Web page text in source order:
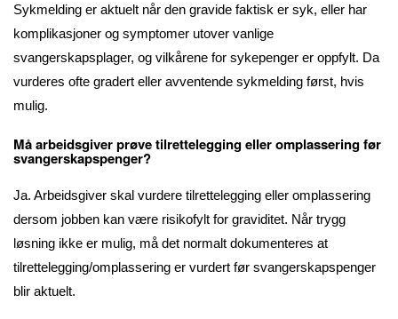
Sykmelding er aktuelt når den gravide faktisk er syk, eller har
komplikasjoner og symptomer utover vanlige
svangerskapsplager, og vilkårene for sykepenger er oppfylt. Da
vurderes ofte gradert eller avventende sykmelding først, hvis
mulig.
Må arbeidsgiver prøve tilrettelegging eller omplassering før
svangerskapspenger?
Ja. Arbeidsgiver skal vurdere tilrettelegging eller omplassering
dersom jobben kan være risikofylt for graviditet. Når trygg
løsning ikke er mulig, må det normalt dokumenteres at
tilrettelegging/omplassering er vurdert før svangerskapspenger
blir aktuelt.